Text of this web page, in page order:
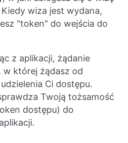
wiza jest wydana,
"token" do wejścia do
z aplikacji, żądanie
której żądasz od
Ci dostępu.
Twoją tożsamość
dostępu) do